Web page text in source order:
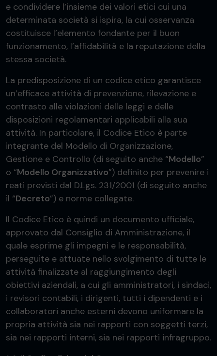
e condividere l’insieme dei valori etici cui una
determinata società si ispira, la cui osservanza
costituisce l’elemento fondante per il buon
funzionamento, l’affidabilità e la reputazione della
stessa società.
La predisposizione di un codice etico garantisce
un’efficace attività di prevenzione, rilevazione e
contrasto alle violazioni delle leggi e delle
disposizioni regolamentari applicabili alla sua
attività. In particolare, il Codice Etico è parte
integrante del Modello di Organizzazione,
Gestione e Controllo (di seguito anche “Modello”
o “Modello Organizzativo”) definito per prevenire i
reati previsti dal D.Lgs. 231/2001 (di seguito anche
il “Decreto”) e norme collegate.
Il Codice Etico è quindi un documento ufficiale,
approvato dal Consiglio di Amministrazione, il
quale esprime gli impegni e le responsabilità,
perseguite e attuate nello svolgimento di tutte le
attività finalizzate al raggiungimento degli
obiettivi aziendali, a cui gli amministratori, i sindaci,
i revisori contabili, i dirigenti, tutti i dipendenti e i
collaboratori anche esterni devono uniformare la
propria attività sia nei rapporti con soggetti terzi,
sia nei rapporti interni, sia nei rapporti infragruppo.